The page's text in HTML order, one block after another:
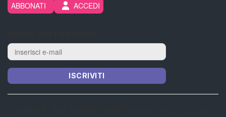
ABBONATI ACCEDI
ISCRIVITI